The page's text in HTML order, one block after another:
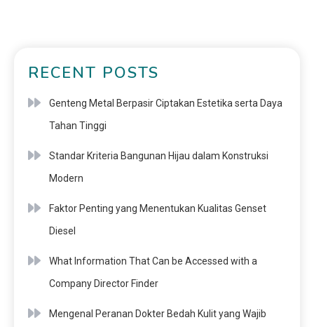
RECENT POSTS
Genteng Metal Berpasir Ciptakan Estetika serta Daya
Tahan Tinggi
Standar Kriteria Bangunan Hijau dalam Konstruksi
Modern
Faktor Penting yang Menentukan Kualitas Genset
Diesel
What Information That Can be Accessed with a
Company Director Finder
Mengenal Peranan Dokter Bedah Kulit yang Wajib